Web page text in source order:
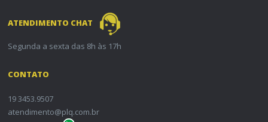
ATENDIMENTO CHAT
Segunda a sexta das 8h às 17h
CONTATO
19 3453.9507
atendimento@plq.com.br